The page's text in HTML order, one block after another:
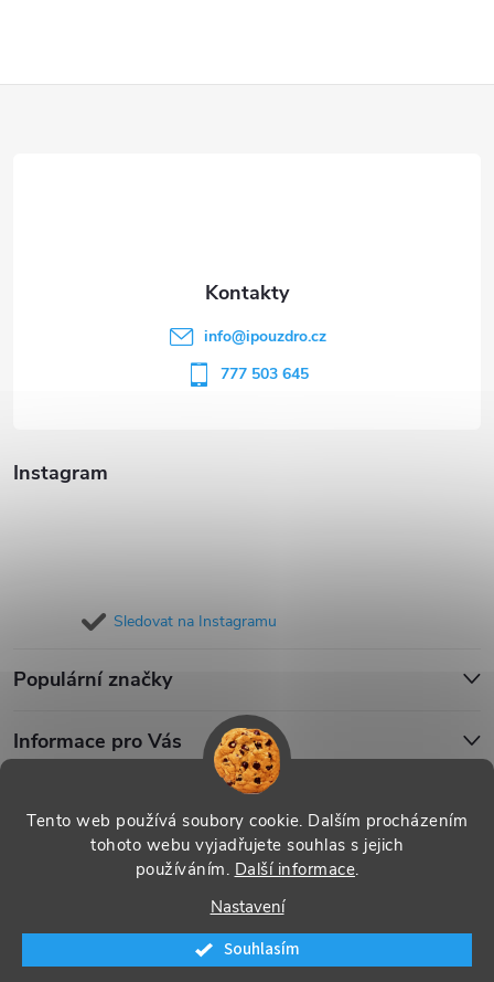
Tento web používá soubory cookie. Dalším procházením
tohoto webu vyjadřujete souhlas s jejich
používáním. Další informace.
Nastavení
Souhlasím
Instagram
Sledovat na Instagramu
Populární značky
Informace pro Vás
info@ipouzdro.cz
777 503 645
Vytvořil Shoptet
Copyright 2026 . Všechna práva vyhrazena.
nastavení cookies